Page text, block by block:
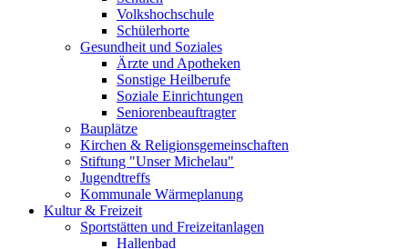
Volkshochschule
Schülerhorte
Gesundheit und Soziales
Ärzte und Apotheken
Sonstige Heilberufe
Soziale Einrichtungen
Seniorenbeauftragter
Bauplätze
Kirchen & Religionsgemeinschaften
Stiftung "Unser Michelau"
Jugendtreffs
Kommunale Wärmeplanung
Kultur & Freizeit
Sportstätten und Freizeitanlagen
Hallenbad